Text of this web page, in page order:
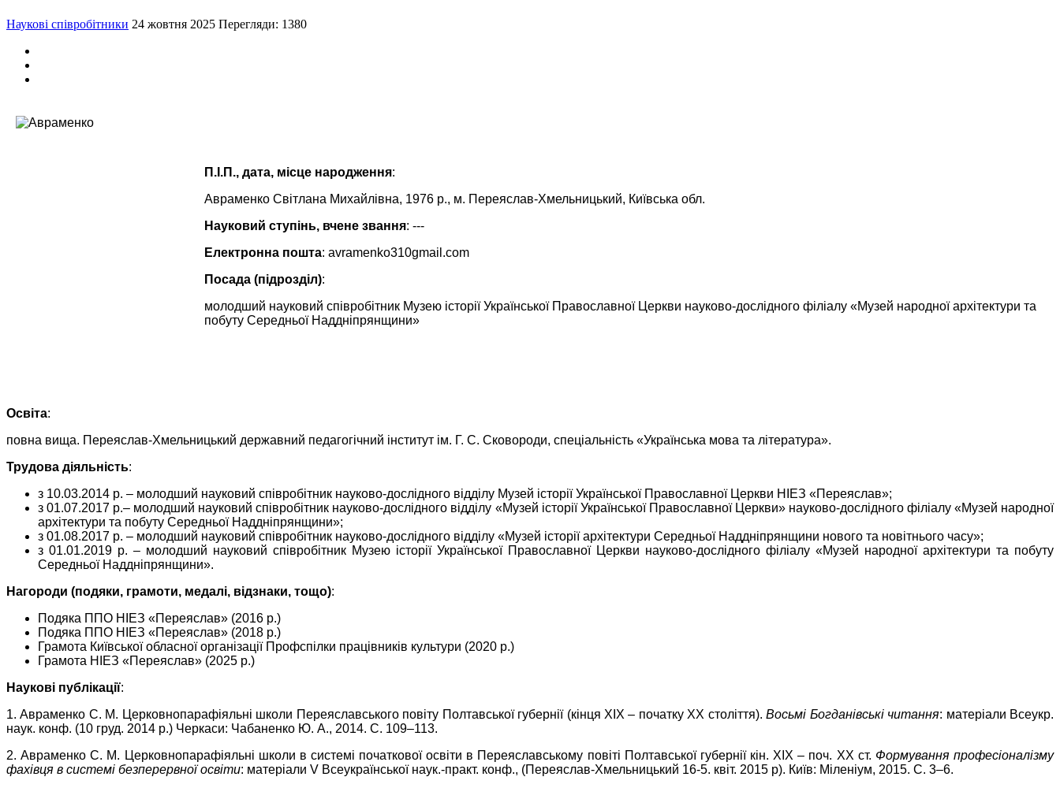
Наукові співробітники 24 жовтня 2025 Перегляди: 1380
П.І.П., дата, місце народження:
Авраменко Світлана Михайлівна, 1976 р., м. Переяслав-Хмельницький, Київська обл.
Науковий ступінь, вчене звання: ---
Електронна пошта: аvramenko310gmail.com
Посада (підрозділ):
молодший науковий співробітник Музею історії Української Православної Церкви науково-дослідного філіалу «Музей народної архітектури та
побуту Середньої Наддніпрянщини»
Освіта:
повна вища. Переяслав-Хмельницький державний педагогічний інститут ім. Г. С. Сковороди, спеціальність «Українська мова та література».
Трудова діяльність:
з 10.03.2014 р. – молодший науковий співробітник науково-дослідного відділу Музей історії Української Православної Церкви НІЕЗ «Переяслав»;
з 01.07.2017 р.– молодший науковий співробітник науково-дослідного відділу «Музей історії Української Православної Церкви» науково-дослідного філіалу «Музей народної
архітектури та побуту Середньої Наддніпрянщини»;
з 01.08.2017 р. – молодший науковий співробітник науково-дослідного відділу «Музей історії архітектури Середньої Наддніпрянщини нового та новітнього часу»;
з 01.01.2019 р. – молодший науковий співробітник Музею історії Української Православної Церкви науково-дослідного філіалу «Музей народної архітектури та побуту
Середньої Наддніпрянщини».
Нагороди (подяки, грамоти, медалі, відзнаки, тощо):
Подяка ППО НІЕЗ «Переяслав» (2016 р.)
Подяка ППО НІЕЗ «Переяслав» (2018 р.)
Грамота Київської обласної організації Профспілки працівників культури (2020 р.)
Грамота НІЕЗ «Переяслав» (2025 р.)
Наукові публікації:
1. Авраменко С. М. Церковнопарафіяльні школи Переяславського повіту Полтавської губернії (кінця ХІХ – початку ХХ століття).Восьмі Богданівські читання: матеріали Всеукр.
наук. конф. (10 груд. 2014 р.) Черкаси: Чабаненко Ю. А., 2014. С. 109–113.
2. Авраменко С. М. Церковнопарафіяльні школи в системі початкової освіти в Переяславському повіті Полтавської губернії кін. ХІХ – поч. ХХ ст. Формування професіоналізму
фахівця в системі безперервної освіти: матеріали V Всеукраїнської наук.-практ. конф., (Переяслав-Хмельницький 16-5. квіт. 2015 р). Київ: Міленіум, 2015. С. 3–6.